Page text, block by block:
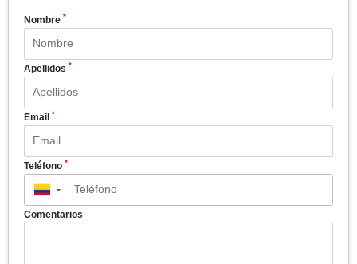
Nombre *
Apellidos *
Email *
Teléfono *
▼
Comentarios